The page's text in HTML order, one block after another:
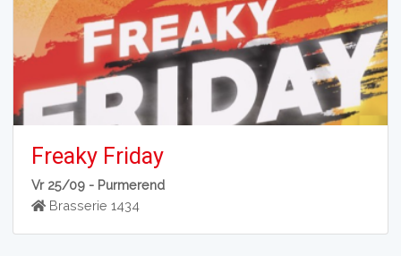
Freaky Friday
Vr 25/09 - Purmerend
Brasserie 1434